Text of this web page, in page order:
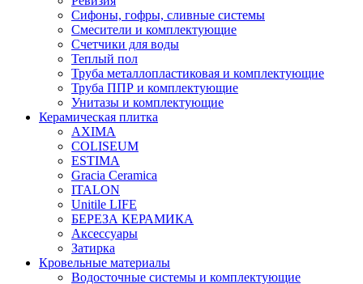
Сифоны, гофры, сливные системы
Смесители и комплектующие
Счетчики для воды
Теплый пол
Труба металлопластиковая и комплектующие
Труба ППР и комплектующие
Унитазы и комплектующие
Керамическая плитка
AXIMA
COLISEUM
ESTIMA
Gracia Ceramica
ITALON
Unitile LIFE
БЕРЕЗА КЕРАМИКА
Аксессуары
Затирка
Кровельные материалы
Водосточные системы и комплектующие